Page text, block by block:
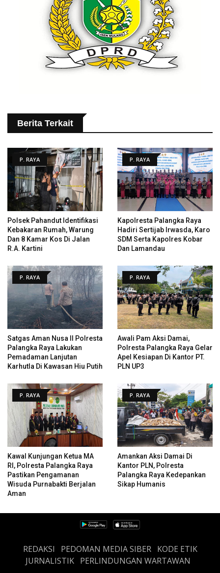
Berita Terkait
P. RAYA
Polsek Pahandut Identifikasi
Kebakaran Rumah, Warung
Dan 8 Kamar Kos Di Jalan
R.A. Kartini
P. RAYA
Kapolresta Palangka Raya
Hadiri Sertijab Irwasda, Karo
SDM Serta Kapolres Kobar
Dan Lamandau
P. RAYA
Satgas Aman Nusa II Polresta
Palangka Raya Lakukan
Pemadaman Lanjutan
Karhutla Di Kawasan Hiu Putih
P. RAYA
Awali Pam Aksi Damai,
Polresta Palangka Raya Gelar
Apel Kesiapan Di Kantor PT.
PLN UP3
P. RAYA
Kawal Kunjungan Ketua MA
RI, Polresta Palangka Raya
Pastikan Pengamanan
Wisuda Purnabakti Berjalan
Aman
P. RAYA
Amankan Aksi Damai Di
Kantor PLN, Polresta
Palangka Raya Kedepankan
Sikap Humanis
REDAKSI PEDOMAN MEDIA SIBER
KODE ETIK
JURNALISTIK PERLINDUNGAN WARTAWAN